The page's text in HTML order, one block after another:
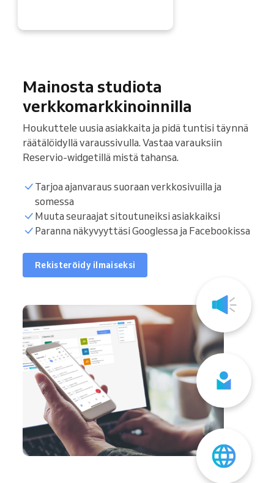
Mainosta studiota
verkkomarkkinoinnilla
Houkuttele uusia asiakkaita ja pidä tuntisi täynnä
räätälöidyllä varaussivulla. Vastaa varauksiin
Reservio-widgetillä mistä tahansa.
Tarjoa ajanvaraus suoraan verkkosivuilla ja
somessa
Muuta seuraajat sitoutuneiksi asiakkaiksi
Paranna näkyvyyttäsi Googlessa ja Facebookissa
Rekisteröidy ilmaiseksi